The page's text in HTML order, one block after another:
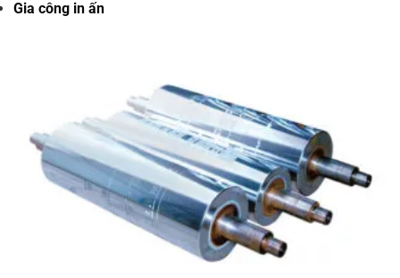
Gia công in ấn